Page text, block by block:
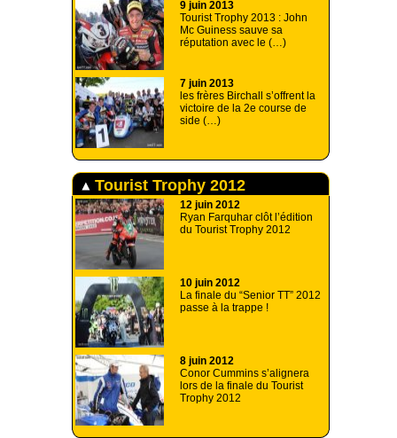
9 juin 2013
Tourist Trophy 2013 : John
Mc Guiness sauve sa
réputation avec le (…)
7 juin 2013
les frères Birchall s’offrent la
victoire de la 2e course de
side (…)
Tourist Trophy 2012
12 juin 2012
Ryan Farquhar clôt l’édition
du Tourist Trophy 2012
10 juin 2012
La finale du “Senior TT” 2012
passe à la trappe !
8 juin 2012
Conor Cummins s’alignera
lors de la finale du Tourist
Trophy 2012